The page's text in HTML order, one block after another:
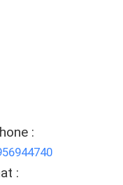
:
: